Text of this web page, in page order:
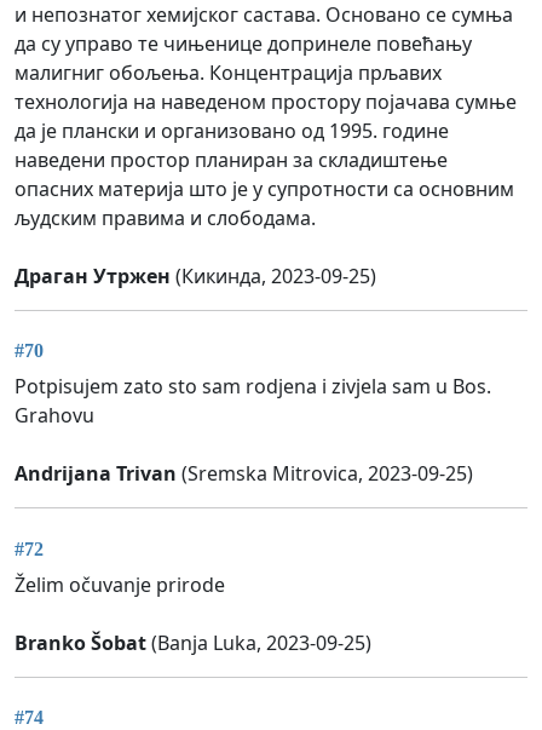
и непознатог хемијског састава. Основано се сумња
да су управо те чињенице допринеле повећању
малигниг обољења. Концентрација прљавих
технологија на наведеном простору појачава сумње
да је плански и организовано од 1995. године
наведени простор планиран за складиштење
опасних материја што је у супротности са основним
људским правима и слободама.
Драган Утржен (Кикинда, 2023-09-25)
#70
Potpisujem zato sto sam rodjena i zivjela sam u Bos.
Grahovu
Andrijana Trivan (Sremska Mitrovica, 2023-09-25)
#72
Želim očuvanje prirode
Branko Šobat(Banja Luka, 2023-09-25)
#74